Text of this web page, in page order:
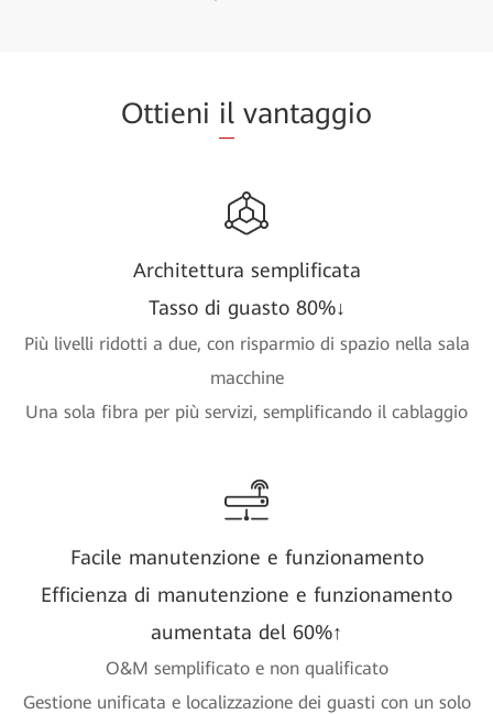
Ottieni il vantaggio
Architettura semplificata
Tasso di guasto 80%↓
Più livelli ridotti a due, con risparmio di spazio nella sala
macchine
Una sola fibra per più servizi, semplificando il cablaggio
Facile manutenzione e funzionamento
Efficienza di manutenzione e funzionamento
aumentata del 60%↑
O&M semplificato e non qualificato
Gestione unificata e localizzazione dei guasti con un solo